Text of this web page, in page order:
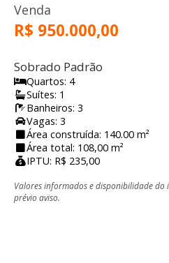
Venda
R$ 950.000,00
Sobrado Padrão
Quartos: 4
Suítes: 1
Banheiros: 3
Vagas: 3
Área construída: 140.00 m²
Área total: 108,00 m²
IPTU: R$ 235,00
Valores informados e disponibilidade do
prévio aviso.